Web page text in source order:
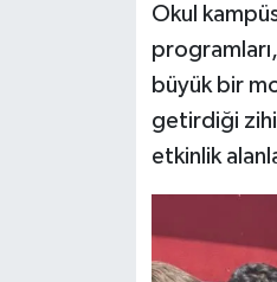
Okul
büyük bir
getirdiği
etkinlik